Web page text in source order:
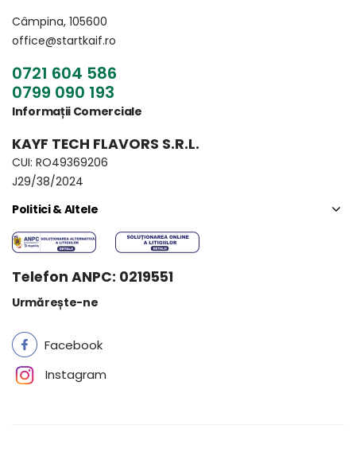
Câmpina, 105600
office@startkaif.ro
0721 604 586
0799 090 193
Informații Comerciale
KAYF TECH FLAVORS S.R.L.
CUI: RO49369206
J29/38/2024
Politici & Altele
Telefon ANPC: 0219551
Urmărește-ne
Facebook
Instagram